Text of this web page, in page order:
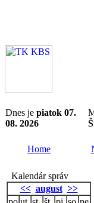
Dnes je piatok 07.
08. 2026
Home
Kalendár správ
<< august >>